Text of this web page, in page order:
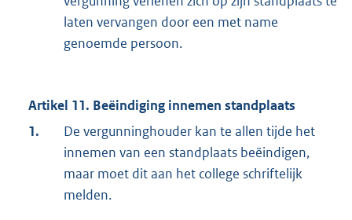
laten vervangen door een met name
genoemde persoon.
Artikel 11. Beëindiging innemen standplaats
1.
De vergunninghouder kan te allen tijde het
innemen van een standplaats beëindigen,
maar moet dit aan het college schriftelijk
melden.